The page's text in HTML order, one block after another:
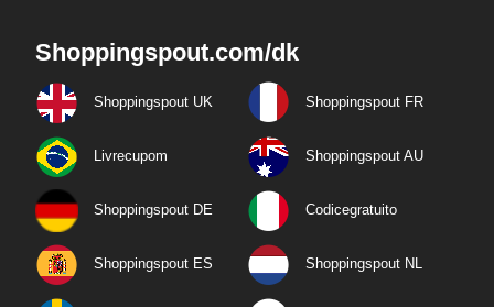
Shoppingspout.com/dk
Shoppingspout UK Shoppingspout FR
Livrecupom Shoppingspout AU
Shoppingspout DE Codicegratuito
Shoppingspout ES Shoppingspout NL